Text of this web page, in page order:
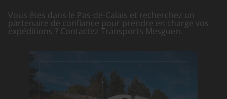
Vous êtes dans le Pas-de-Calais et recherchez un
partenaire de confiance pour prendre en charge vos
expéditions ? Contactez Transports Mesguen.